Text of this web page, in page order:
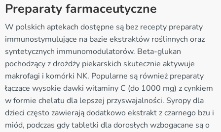
Preparaty farmaceutyczne
W polskich aptekach dostępne są bez recepty preparaty
immunostymulujące na bazie ekstraktów roślinnych oraz
syntetycznych immunomodulatorów. Beta-glukan
pochodzący z drożdży piekarskich skutecznie aktywuje
makrofagi i komórki NK. Popularne są również preparaty
łączące wysokie dawki witaminy C (do 1000 mg) z cynkiem
w formie chelatu dla lepszej przyswajalności. Syropy dla
dzieci często zawierają dodatkowo ekstrakt z czarnego bzu i
miód, podczas gdy tabletki dla dorosłych wzbogacane są o